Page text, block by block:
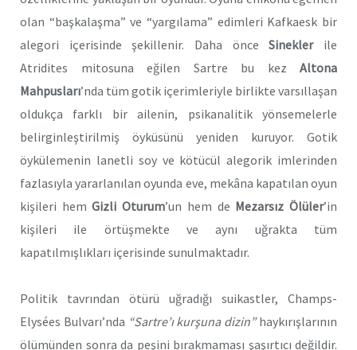
olan “başkalaşma” ve “yargılama” edimleri Kafkaesk bir
alegori içerisinde şekillenir. Daha önceSinekler ile
Atridites mitosuna eğilen Sartre bu kez Altona
Mahpusları’nda tüm gotik içerimleriyle birlikte varsıllaşan
oldukça farklı bir ailenin, psikanalitik yönsemelerle
belirginleştirilmiş öyküsünü yeniden kuruyor. Gotik
öykülemenin lanetli soy ve kötücül alegorik imlerinden
fazlasıyla yararlanılan oyunda eve, mekâna kapatılan oyun
kişileri hemGizli Oturum’un hem de Mezarsız Ölüler’in
kişileri ile örtüşmekte ve aynı uğrakta tüm
kapatılmışlıkları içerisinde sunulmaktadır.
Politik tavrından ötürü uğradığı suikastler, Champs-
Elysées Bulvarı’nda “Sartre’ı kurşuna dizin”haykırışlarının
ölümünden sonra da peşini bırakmaması şaşırtıcı değildir.